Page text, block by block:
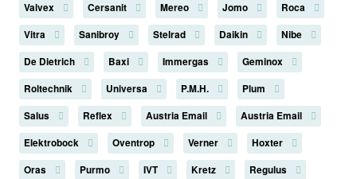
Valvex Cersanit Mereo Jomo
Roca
Vitra
Sanibroy Stelrad Daikin
Nibe
De Dietrich
Baxi Immergas
Geminox
Roltechnik
Universa P.M.H.
Plum
Salus
Reflex Austria Email
Austria Email
Elektrobock
Oventrop Verner
Hoxter
Oras
Purmo IVT Kretz
Regulus